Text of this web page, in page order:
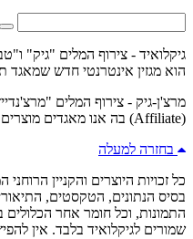
גיקלואיד - צירוף המלים "גיק"
הוא מגזין אינטרנטי חדש שמאגד
מרצ'ן-גיק - צירוף המלים
(Affiliate) בה אנו מאגדים מוצרים מגניבים מרחבי הרשת.
בחזרה למעלה
כל זכויות היוצרים והקניין
בסיס הנתונים, הטקסטים,
התמונות, וכל חומר אחר
שמורים לגיקלואיד בלבד. אין